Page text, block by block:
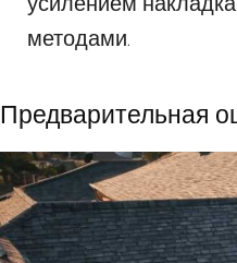
методами.
Предварительная